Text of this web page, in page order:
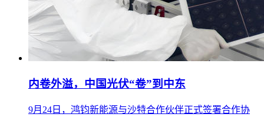
内卷外溢，中国光伏“卷”到中东
9月24日，鸿钧新能源与沙特合作伙伴正式签署合作协